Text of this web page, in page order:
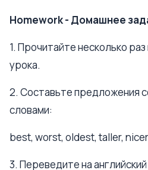
Homework - Домашнее
1. Прочитайте несколько
урока.
2. Составьте предложения
словами:
best, worst, oldest, taller,
3. Переведите на